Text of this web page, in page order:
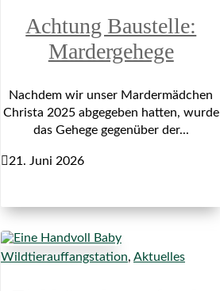
Achtung Baustelle:
Mardergehege
Nachdem wir unser Mardermädchen
Christa 2025 abgegeben hatten, wurde
das Gehege gegenüber der...
21. Juni 2026
Wildtierauffangstation, Aktuelles